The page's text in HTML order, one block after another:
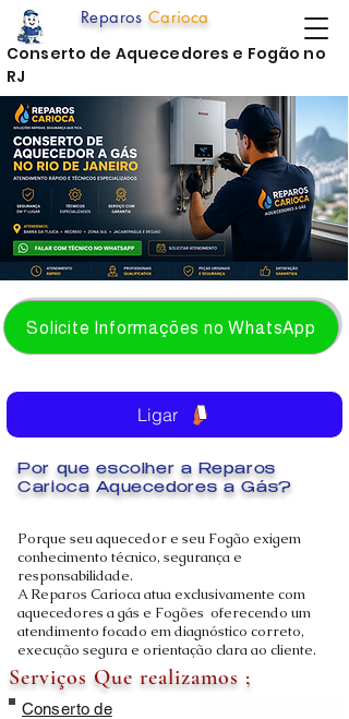
Solicite Informações no WhatsApp
Porque seu aquecedor e seu Fogão exigem
conhecimento técnico, segurança e
responsabilidade.
A Reparos Carioca atua exclusivamente com
aquecedores a gás e Fogões oferecendo um
atendimento focado em diagnóstico correto,
execução segura e orientação clara ao cliente.
Reparos Carioca
Por que escolher a Reparos
Carioca Aquecedores a Gás?
Serviços Que realizamos ;
Conserto de
Ligar
Conserto de Aquecedores e Fogão no
RJ